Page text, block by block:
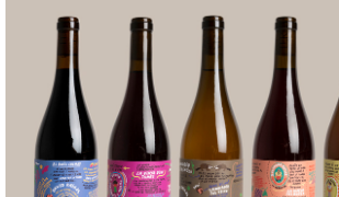
Amor per la Terra
+